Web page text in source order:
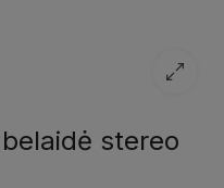
stereo